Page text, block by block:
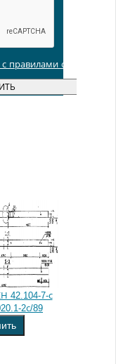
с правилами обработки
42.104-7-с
2с/89